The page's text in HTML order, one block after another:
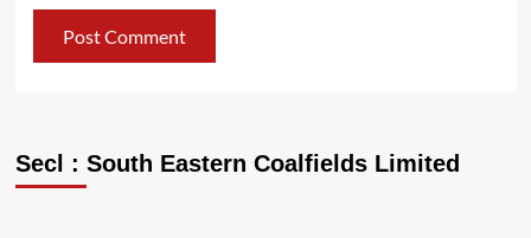
Secl : South Eastern Coalfields Limited